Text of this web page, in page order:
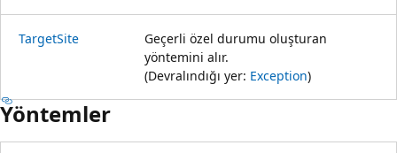
TargetSite
Geçerli özel durumu oluşturan
yöntemini alır.
(Devralındığı yer: Exception)
Yöntemler